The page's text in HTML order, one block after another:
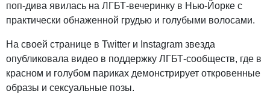
поп-дива явилась на ЛГБТ-вечеринку в Нью-Йорке с
практически обнаженной грудью и голубыми волосами.
На своей странице в Twitter и Instagram звезда
опубликовала видео в поддержку ЛГБТ-сообществ, где в
красном и голубом париках демонстрирует откровенные
образы и сексуальные позы.